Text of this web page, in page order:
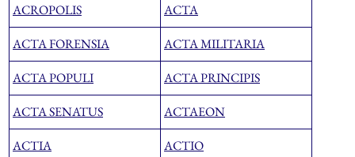
ACROPOLIS ACTA
ACTA FORENSIA ACTA MILITARIA
ACTA POPULI ACTA PRINCIPIS
ACTA SENATUS ACTAEON
ACTIA ACTIO